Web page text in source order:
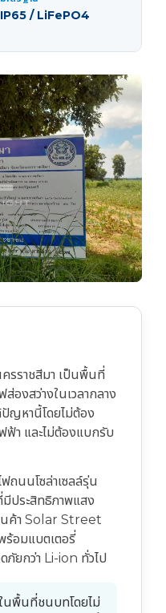
IP65 / LiFePO4
ครราชสีมา เป็นพื้นที่
องสว่างในเวลากลาง
ญหานี้โดยไม่ต้อง
ฟ้า และไม่ต้องแบกรับ
นนโซล่าเซลล์รุ่น
ประสิทธิภาพแสง
ค้า Solar Street
อมแบตเตอรี่
ยกว่า Li-ion ทั่วไป
นพื้นที่ชนบทโดยไม่